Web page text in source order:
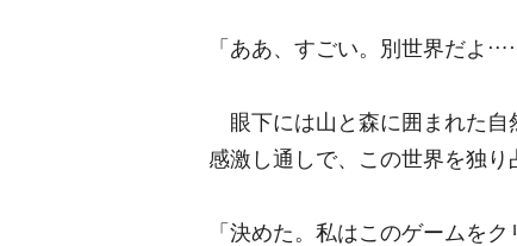
「ああ、すごい。別世界だよ
眼下には山と森に囲まれた自
感激し通しで、この世界を独り
「決めた。私はこのゲームを